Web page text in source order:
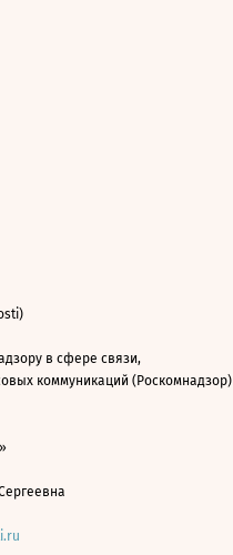
в сфере связи,
коммуникаций (Роскомнадзор)